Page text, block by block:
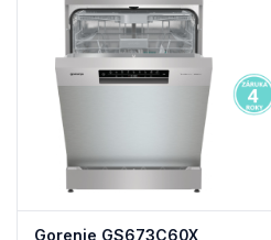
Gorenje GS673C60X